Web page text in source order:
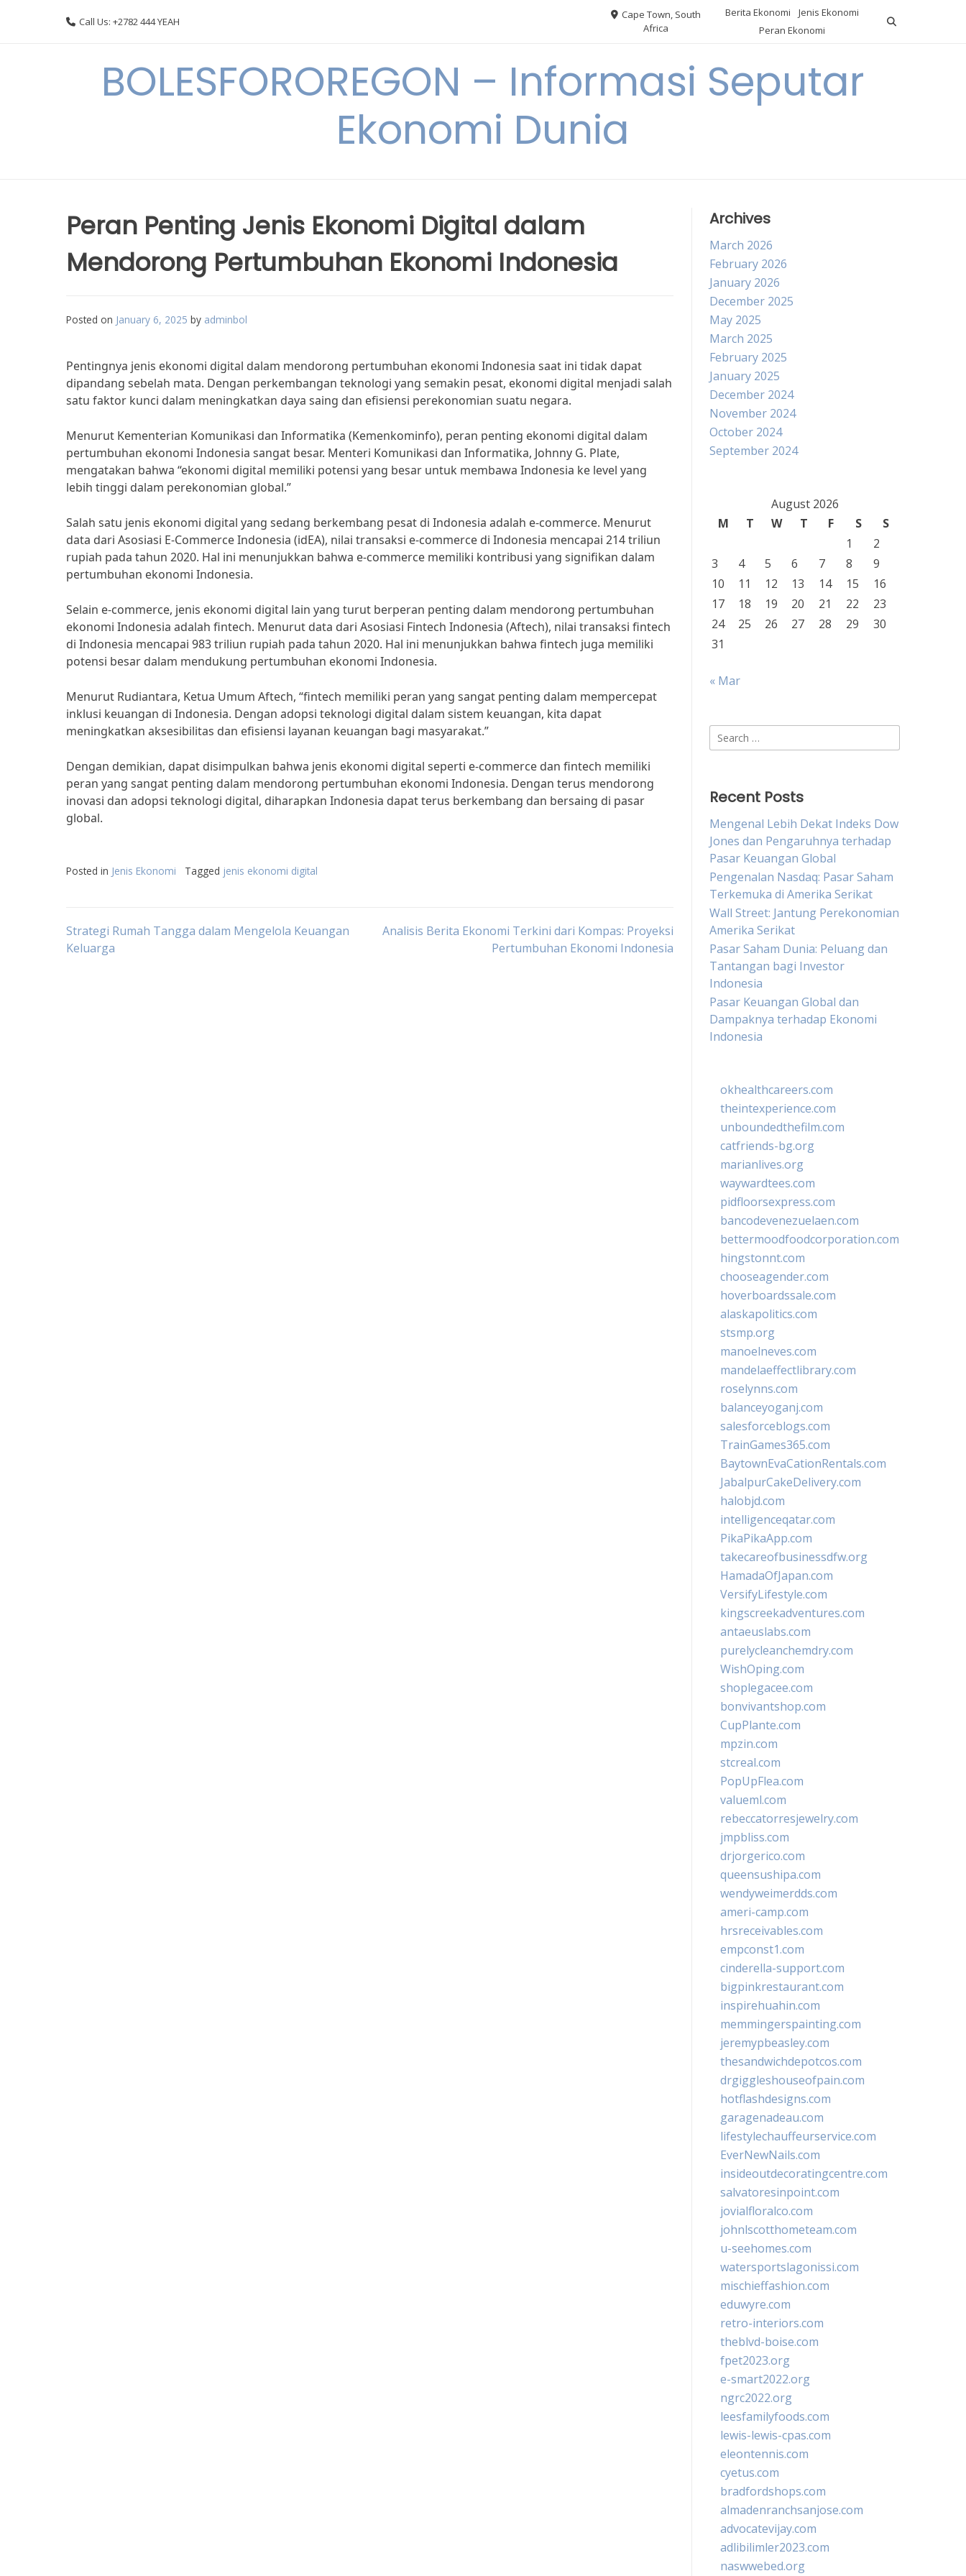
Call Us: +2782 444 YEAH
Cape Town, South
Africa
Berita Ekonomi
Jenis Ekonomi
Peran Ekonomi
BOLESFOROREGON – Informasi Seputar
Ekonomi Dunia
Peran Penting Jenis Ekonomi Digital dalam
Mendorong Pertumbuhan Ekonomi Indonesia
Posted on January 6, 2025 by adminbol
Pentingnya jenis ekonomi digital dalam mendorong pertumbuhan ekonomi Indonesia saat ini tidak dapat
dipandang sebelah mata. Dengan perkembangan teknologi yang semakin pesat, ekonomi digital menjadi salah
satu faktor kunci dalam meningkatkan daya saing dan efisiensi perekonomian suatu negara.
Menurut Kementerian Komunikasi dan Informatika (Kemenkominfo), peran penting ekonomi digital dalam
pertumbuhan ekonomi Indonesia sangat besar. Menteri Komunikasi dan Informatika, Johnny G. Plate,
mengatakan bahwa “ekonomi digital memiliki potensi yang besar untuk membawa Indonesia ke level yang
lebih tinggi dalam perekonomian global.”
Salah satu jenis ekonomi digital yang sedang berkembang pesat di Indonesia adalah e-commerce. Menurut
data dari Asosiasi E-Commerce Indonesia (idEA), nilai transaksi e-commerce di Indonesia mencapai 214 triliun
rupiah pada tahun 2020. Hal ini menunjukkan bahwa e-commerce memiliki kontribusi yang signifikan dalam
pertumbuhan ekonomi Indonesia.
Selain e-commerce, jenis ekonomi digital lain yang turut berperan penting dalam mendorong pertumbuhan
ekonomi Indonesia adalah fintech. Menurut data dari Asosiasi Fintech Indonesia (Aftech), nilai transaksi fintech
di Indonesia mencapai 983 triliun rupiah pada tahun 2020. Hal ini menunjukkan bahwa fintech juga memiliki
potensi besar dalam mendukung pertumbuhan ekonomi Indonesia.
Menurut Rudiantara, Ketua Umum Aftech, “fintech memiliki peran yang sangat penting dalam mempercepat
inklusi keuangan di Indonesia. Dengan adopsi teknologi digital dalam sistem keuangan, kita dapat
meningkatkan aksesibilitas dan efisiensi layanan keuangan bagi masyarakat.”
Dengan demikian, dapat disimpulkan bahwa jenis ekonomi digital seperti e-commerce dan fintech memiliki
peran yang sangat penting dalam mendorong pertumbuhan ekonomi Indonesia. Dengan terus mendorong
inovasi dan adopsi teknologi digital, diharapkan Indonesia dapat terus berkembang dan bersaing di pasar
global.
Posted in Jenis Ekonomi Tagged jenis ekonomi digital
Post
Strategi Rumah Tangga dalam Mengelola Keuangan
Keluarga
Analisis Berita Ekonomi Terkini dari Kompas: Proyeksi
Pertumbuhan Ekonomi Indonesia
Archives
March 2026
February 2026
January 2026
December 2025
May 2025
March 2025
February 2025
January 2025
December 2024
November 2024
October 2024
September 2024
August 2026
M
T W T F S
S
1
2
3
4 5 6 7 8
9
10
11 12 13 14 15
16
17
18 19 20 21 22
23
24
25 26 27 28 29
30
31
« Mar
Search
for:
Recent Posts
Mengenal Lebih Dekat Indeks Dow
Jones dan Pengaruhnya terhadap
Pasar Keuangan Global
Pengenalan Nasdaq: Pasar Saham
Terkemuka di Amerika Serikat
Wall Street: Jantung Perekonomian
Amerika Serikat
Pasar Saham Dunia: Peluang dan
Tantangan bagi Investor
Indonesia
Pasar Keuangan Global dan
Dampaknya terhadap Ekonomi
Indonesia
okhealthcareers.com
theintexperience.com
unboundedthefilm.com
catfriends-bg.org
marianlives.org
waywardtees.com
pidfloorsexpress.com
bancodevenezuelaen.com
bettermoodfoodcorporation.com
hingstonnt.com
chooseagender.com
hoverboardssale.com
alaskapolitics.com
stsmp.org
manoelneves.com
mandelaeffectlibrary.com
roselynns.com
balanceyoganj.com
salesforceblogs.com
TrainGames365.com
BaytownEvaCationRentals.com
JabalpurCakeDelivery.com
halobjd.com
intelligenceqatar.com
PikaPikaApp.com
takecareofbusinessdfw.org
HamadaOfJapan.com
VersifyLifestyle.com
kingscreekadventures.com
antaeuslabs.com
purelycleanchemdry.com
WishOping.com
shoplegacee.com
bonvivantshop.com
CupPlante.com
mpzin.com
stcreal.com
PopUpFlea.com
valueml.com
rebeccatorresjewelry.com
jmpbliss.com
drjorgerico.com
queensushipa.com
wendyweimerdds.com
ameri-camp.com
hrsreceivables.com
empconst1.com
cinderella-support.com
bigpinkrestaurant.com
inspirehuahin.com
memmingerspainting.com
jeremypbeasley.com
thesandwichdepotcos.com
drgiggleshouseofpain.com
hotflashdesigns.com
garagenadeau.com
lifestylechauffeurservice.com
EverNewNails.com
insideoutdecoratingcentre.com
salvatoresinpoint.com
jovialfloralco.com
johnlscotthometeam.com
u-seehomes.com
watersportslagonissi.com
mischieffashion.com
eduwyre.com
retro-interiors.com
theblvd-boise.com
fpet2023.org
e-smart2022.org
ngrc2022.org
leesfamilyfoods.com
lewis-lewis-cpas.com
eleontennis.com
cyetus.com
bradfordshops.com
almadenranchsanjose.com
advocatevijay.com
adlibilimler2023.com
naswwebed.org